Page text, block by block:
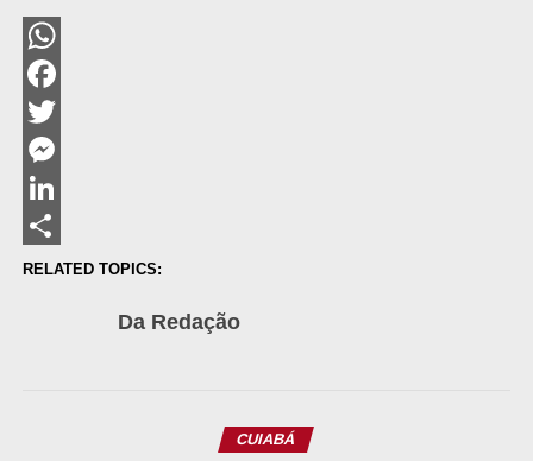
WhatsApp
Facebook
Twitter
Messenger
LinkedIn
Share
RELATED TOPICS:
Da Redação
CUIABÁ